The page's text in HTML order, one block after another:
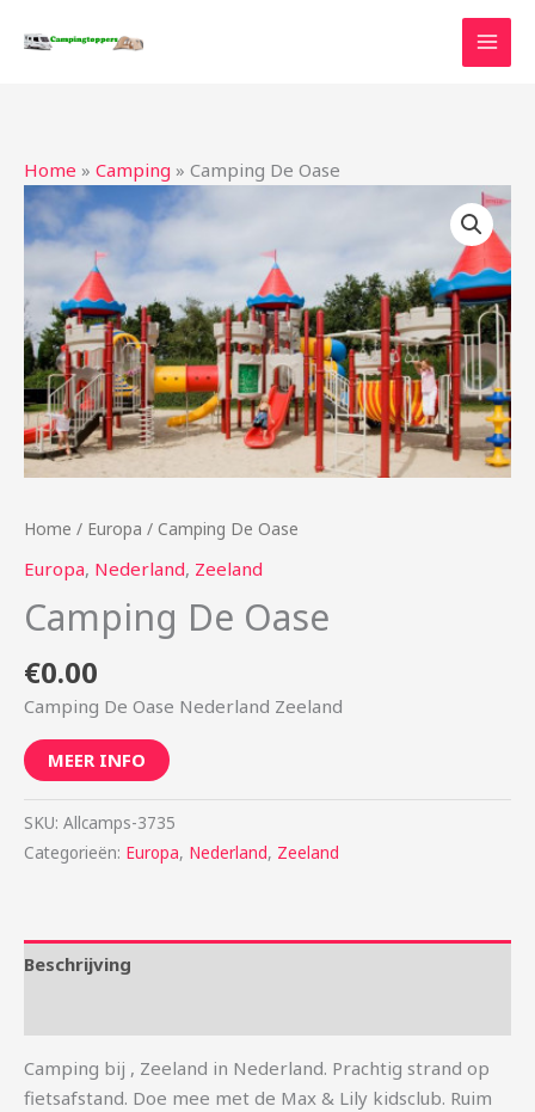
naar
Home » Camping » Camping De Oase
Home / Europa / Camping De Oase
Europa, Nederland, Zeeland
Camping De Oase
€0.00
Camping De Oase Nederland Zeeland
MEER INFO
SKU: Allcamps-3735
Categorieën: Europa, Nederland, Zeeland
Beschrijving
Camping bij , Zeeland in Nederland. Prachtig strand op
fietsafstand. Doe mee met de Max & Lily kidsclub. Ruim